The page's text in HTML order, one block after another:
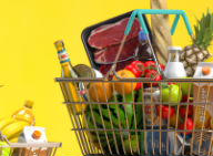
LinkedIn